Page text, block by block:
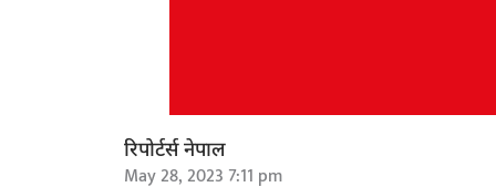
रिपोर्टर्स नेपाल
May 28, 2023 7:11 pm